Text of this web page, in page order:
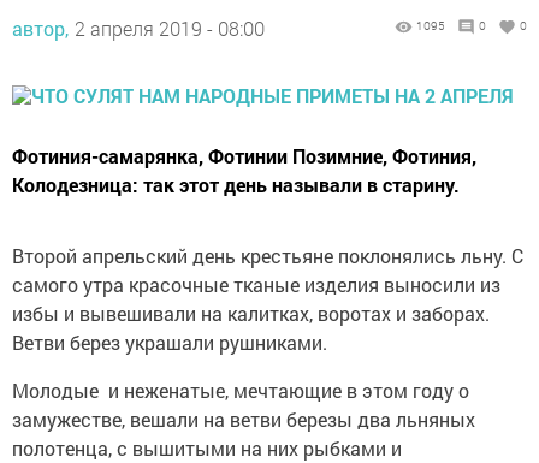
автор, 2 апреля 2019 - 08:00 1095 0 0
Фотиния-самарянка, Фотинии Позимние, Фотиния,
Колодезница: так этот день называли в старину.
Второй апрельский день крестьяне поклонялись льну. С
самого утра красочные тканые изделия выносили из
избы и вывешивали на калитках, воротах и заборах.
Ветви берез украшали рушниками.
Молодые и неженатые, мечтающие в этом году о
замужестве, вешали на ветви березы два льняных
полотенца, с вышитыми на них рыбками и